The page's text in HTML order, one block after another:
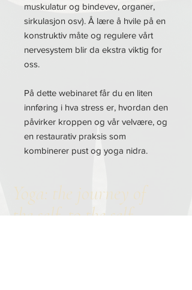
muskulatur og bindevev, organer,
sirkulasjon osv). Å lære å hvile på en
konstruktiv måte og regulere vårt
nervesystem blir da ekstra viktig for
oss.
På dette webinaret får du en liten
innføring i hva stress er, hvordan den
påvirker kroppen og vår velvære, og
en restaurativ praksis som
kombinerer pust og yoga nidra.
Yoga: the journey of
the self, to the self,